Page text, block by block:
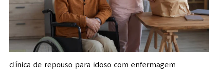
clínica de repouso para idoso com enfermagem